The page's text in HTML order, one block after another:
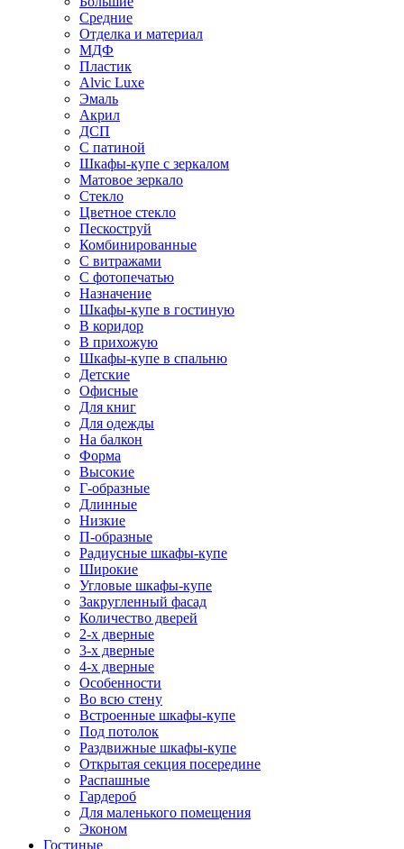
Средние
Отделка и материал
МДФ
Пластик
Alvic Luxe
Эмаль
Акрил
ДСП
С патиной
Шкафы-купе с зеркалом
Матовое зеркало
Стекло
Цветное стекло
Пескоструй
Комбинированные
С витражами
С фотопечатью
Назначение
Шкафы-купе в гостиную
В коридор
В прихожую
Шкафы-купе в спальню
Детские
Офисные
Для книг
Для одежды
На балкон
Форма
Высокие
Г-образные
Длинные
Низкие
П-образные
Радиусные шкафы-купе
Широкие
Угловые шкафы-купе
Закругленный фасад
Количество дверей
2-х дверные
3-х дверные
4-х дверные
Особенности
Во всю стену
Встроенные шкафы-купе
Под потолок
Раздвижные шкафы-купе
Открытая секция посередине
Распашные
Гардероб
Для маленького помещения
Эконом
Гостиные